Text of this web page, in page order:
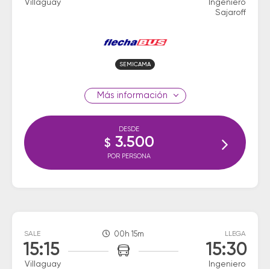
Villaguay
Ingeniero
Sajaroff
SEMICAMA
información
DESDE
$ 3.500
POR PERSONA
SALE
15:15
Villaguay
00h 15m LLEGA
15:30
Ingeniero